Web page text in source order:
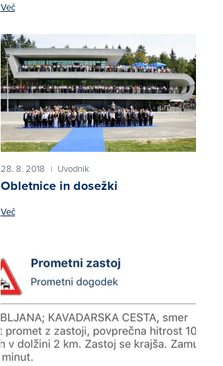
Več
28. 8. 2018 | Uvodnik
Obletnice in dosežki
Več